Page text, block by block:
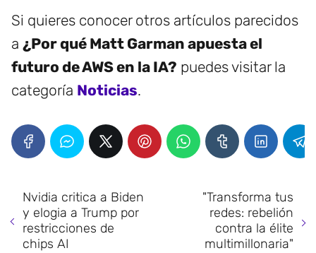
Si quieres conocer otros artículos parecidos
a ¿Por qué Matt Garman apuesta el
futuro de AWS en la IA? puedes visitar la
categoría Noticias.
Nvidia critica a Biden
y elogia a Trump por
restricciones de
chips AI
"Transforma tus
redes: rebelión
contra la élite
multimillonaria"